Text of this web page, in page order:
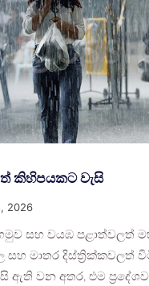
කිහිපයකට වැසි
2026
සහ වයඹ පළාත්වලත්
සහ මාතර දිස්ත්‍රික්කවලත්
ඇති වන අතර, එම